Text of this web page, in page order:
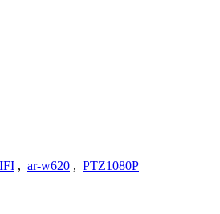
, ar-w620 , PTZ1080P